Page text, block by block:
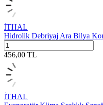
İTHAL
Hidrolik Debriyaj Ara Bilya
456,00 TL
İTHAL